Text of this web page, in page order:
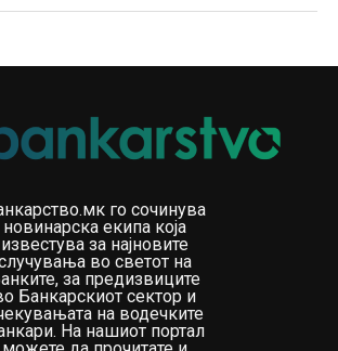
го сочинува
новинарска екипа која
известува за најновите
во светот на
за предизвиците
Банкарскиот сектор и
на водечките
На нашиот портал